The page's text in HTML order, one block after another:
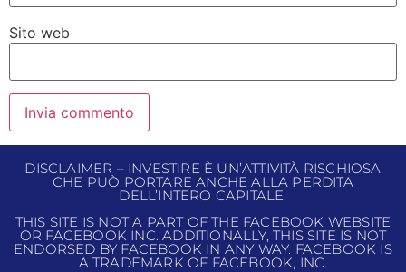
Sito web
DISCLAIMER – INVESTIRE È UN’ATTIVITÀ RISCHIOSA
CHE PUÒ PORTARE ANCHE ALLA PERDITA
DELL’INTERO CAPITALE.
THIS SITE IS NOT A PART OF THE FACEBOOK WEBSITE
OR FACEBOOK INC. ADDITIONALLY, THIS SITE IS NOT
ENDORSED BY FACEBOOK IN ANY WAY. FACEBOOK IS
A TRADEMARK OF FACEBOOK, INC.